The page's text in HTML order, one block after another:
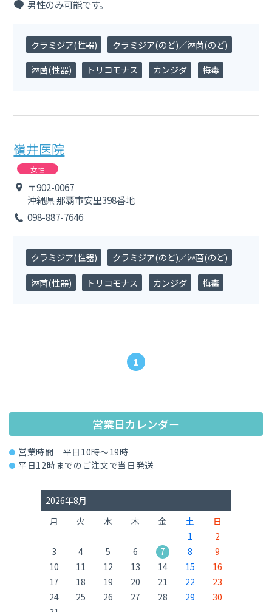
男性のみ可能です。
クラミジア(性器)
クラミジア(のど)／淋菌(のど)
淋菌(性器)
トリコモナス カンジダ 梅毒
嶺井医院
女性
〒902-0067
沖縄県那覇市安里398番地
098-887-7646
クラミジア(性器)
クラミジア(のど)／淋菌(のど)
淋菌(性器)
トリコモナス カンジダ 梅毒
1
営業日カレンダー
営業時間 平日10時～19時
平日12時までのご注文で当日発送
2026年8月
月
火 水 木 金 土
日
1
2
3
4 5 6 7 8
9
10
11 12 13 14 15
16
17
18 19 20 21 22
23
24
25 26 27 28 29
30